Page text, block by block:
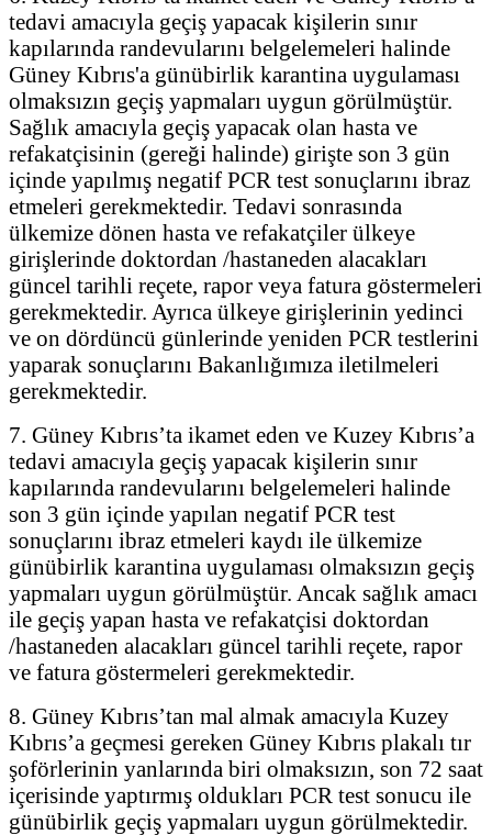
tedavi amacıyla geçiş yapacak kişilerin sınır
kapılarında randevularını belgelemeleri halinde
Güney Kıbrıs'a günübirlik karantina uygulaması
olmaksızın geçiş yapmaları uygun görülmüştür.
Sağlık amacıyla geçiş yapacak olan hasta ve
refakatçisinin (gereği halinde) girişte son 3 gün
içinde yapılmış negatif PCR test sonuçlarını ibraz
etmeleri gerekmektedir. Tedavi sonrasında
ülkemize dönen hasta ve refakatçiler ülkeye
girişlerinde doktordan /hastaneden alacakları
güncel tarihli reçete, rapor veya fatura göstermeleri
gerekmektedir. Ayrıca ülkeye girişlerinin yedinci
ve on dördüncü günlerinde yeniden PCR testlerini
yaparak sonuçlarını Bakanlığımıza iletilmeleri
gerekmektedir.
7. Güney Kıbrıs’ta ikamet eden ve Kuzey Kıbrıs’a
tedavi amacıyla geçiş yapacak kişilerin sınır
kapılarında randevularını belgelemeleri halinde
son 3 gün içinde yapılan negatif PCR test
sonuçlarını ibraz etmeleri kaydı ile ülkemize
günübirlik karantina uygulaması olmaksızın geçiş
yapmaları uygun görülmüştür. Ancak sağlık amacı
ile geçiş yapan hasta ve refakatçisi doktordan
/hastaneden alacakları güncel tarihli reçete, rapor
ve fatura göstermeleri gerekmektedir.
8. Güney Kıbrıs’tan mal almak amacıyla Kuzey
Kıbrıs’a geçmesi gereken Güney Kıbrıs plakalı tır
şoförlerinin yanlarında biri olmaksızın, son 72 saat
içerisinde yaptırmış oldukları PCR test sonucu ile
günübirlik geçiş yapmaları uygun görülmektedir.